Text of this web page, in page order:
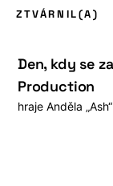
ZTVÁRNIL(A)
Den, kdy se
Production
hraje Anděla